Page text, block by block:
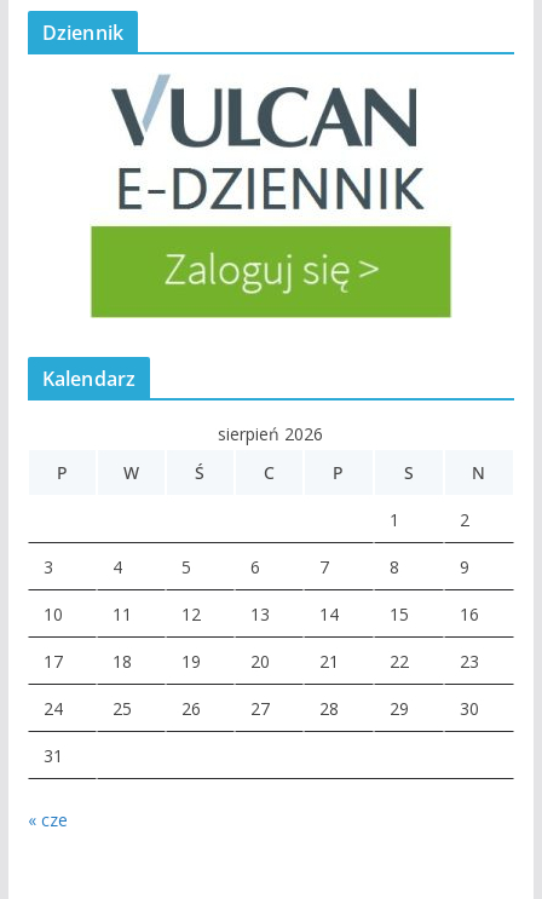
Dziennik
Kalendarz
sierpień 2026
P
W Ś C P S N
1 2
3 4 5 6 7 8 9
10 11 12 13 14 15 16
17 18 19 20 21 22 23
24 25 26 27 28 29 30
31
« cze